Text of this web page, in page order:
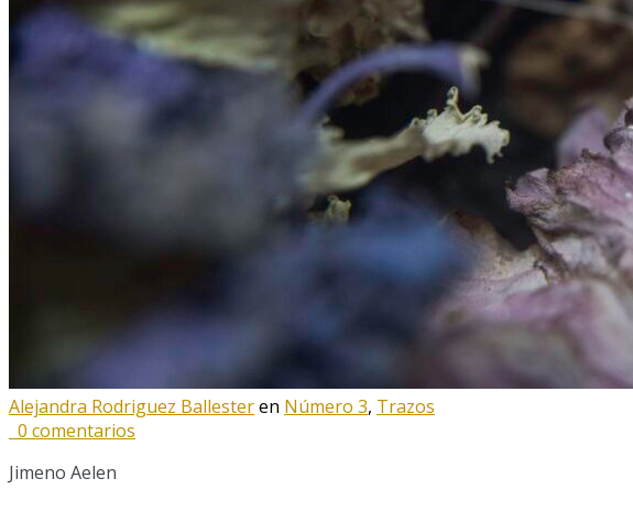
Alejandra Rodriguez Ballesteren Número 3, Trazos
0 comentarios
Jimeno Aelen